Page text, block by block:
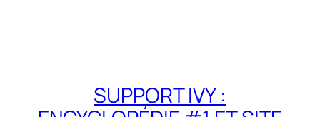
SUPPORT IVY :